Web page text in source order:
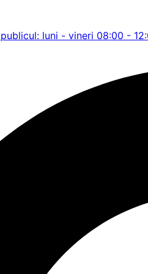
luni - vineri 08:00 -